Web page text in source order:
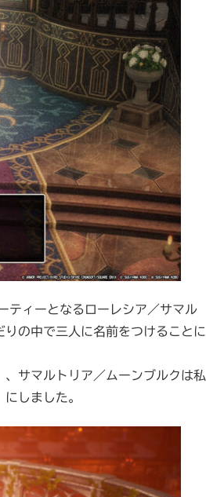
ティーとなるローレシア／サマル
の中で三人に名前をつけることに
サマルトリア／ムーンブルクは私
しました。